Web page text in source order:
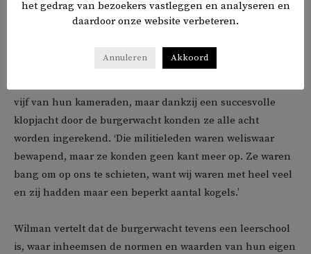
kunnen reageren.’
Als voorbeeld noemt hij het gevangen nemen van drie
strijders van een militie, die in een gevangenis in Cauca
vijf van hun kameraden, maar dankzij een succesvolle
klopjacht door de burgerwacht konden ze alle acht
worden ingerekend. ‘Die militieleden waren weliswaar
bewapend, maar ze konden geen kant meer op. Ze waren
bang om op ons te schieten, want wij waren met heel veel
en zij hadden maar een beperkt aantal kogels.’
Wilman vertelt dat de burgerwacht tevens een leerschool
is, waar inheemsen de normen en waarden van hun eigen
het gedrag van bezoekers vastleggen en analyseren en
daardoor onze website verbeteren.
Annuleren Akkoord